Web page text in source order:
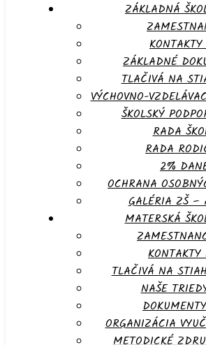
ZÁKLADNÁ
ZÁKLADNÉ
TLAČIVÁ NA
VÝCHOVNO-
ŠKOLSKÝ
RADA
RADA
2%
OCHRANA
GALÉRIA ZŠ –
MATERSKÁ
KONTAKTY
TLAČIVÁ NA
NAŠE
ORGANIZÁCIA
METODICKÉ